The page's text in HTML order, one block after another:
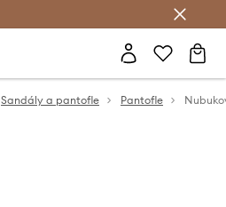
Sandály a pantofle Pantofle